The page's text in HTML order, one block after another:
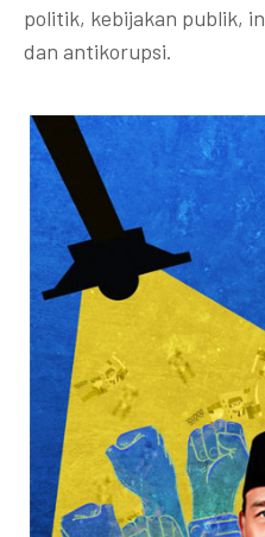
politik, kebijakan publik,
dan antikorupsi.